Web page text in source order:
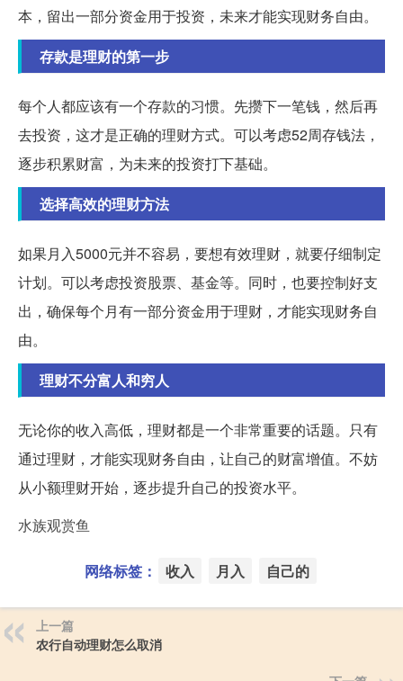
本，留出一部分资金用于投资，未来才能实现财务自由。
存款是理财的第一步
每个人都应该有一个存款的习惯。先攒下一笔钱，然后再
去投资，这才是正确的理财方式。可以考虑52周存钱法，
逐步积累财富，为未来的投资打下基础。
选择高效的理财方法
如果月入5000元并不容易，要想有效理财，就要仔细制定
计划。可以考虑投资股票、基金等。同时，也要控制好支
出，确保每个月有一部分资金用于理财，才能实现财务自
由。
理财不分富人和穷人
无论你的收入高低，理财都是一个非常重要的话题。只有
通过理财，才能实现财务自由，让自己的财富增值。不妨
从小额理财开始，逐步提升自己的投资水平。
水族观赏鱼
网络标签： 收入 月入 自己的
上一篇
农行自动理财怎么取消